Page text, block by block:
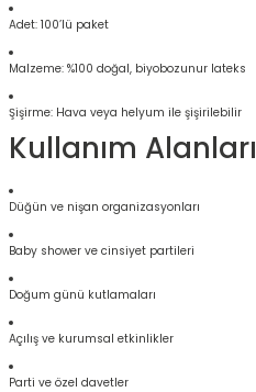
Adet: 100’lü paket
Malzeme: %100 doğal, biyobozunur lateks
Şişirme: Hava veya helyum ile şişirilebilir
Kullanım Alanları
Düğün ve nişan organizasyonları
Baby shower ve cinsiyet partileri
Doğum günü kutlamaları
Açılış ve kurumsal etkinlikler
Parti ve özel davetler